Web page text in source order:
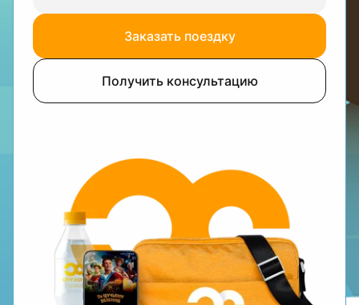
Заказать поездку
Получить консультацию